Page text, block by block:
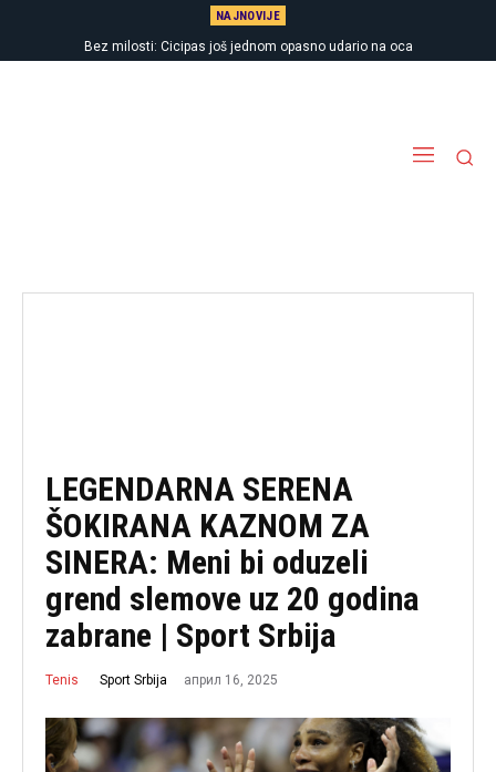
NAJNOVIJE
Bez milosti: Cicipas još jednom opasno udario na oca
LEGENDARNA SERENA
ŠOKIRANA KAZNOM ZA
SINERA: Meni bi oduzeli
grend slemove uz 20 godina
zabrane | Sport Srbija
Tenis Sport Srbija април 16, 2025